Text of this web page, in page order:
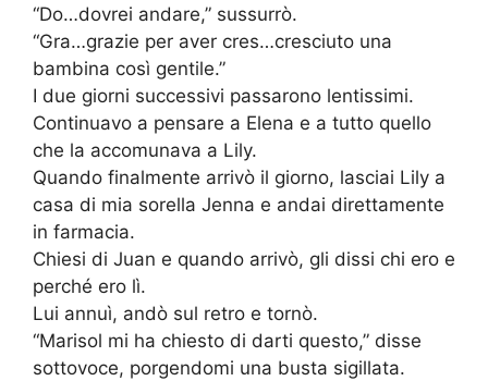
“Do…dovrei andare,” sussurrò.
“Gra…grazie per aver cres…cresciuto una
bambina così gentile.”
I due giorni successivi passarono lentissimi.
Continuavo a pensare a Elena e a tutto quello
che la accomunava a Lily.
Quando finalmente arrivò il giorno, lasciai Lily a
casa di mia sorella Jenna e andai direttamente
in farmacia.
Chiesi di Juan e quando arrivò, gli dissi chi ero e
perché ero lì.
Lui annuì, andò sul retro e tornò.
“Marisol mi ha chiesto di darti questo,” disse
sottovoce, porgendomi una busta sigillata.